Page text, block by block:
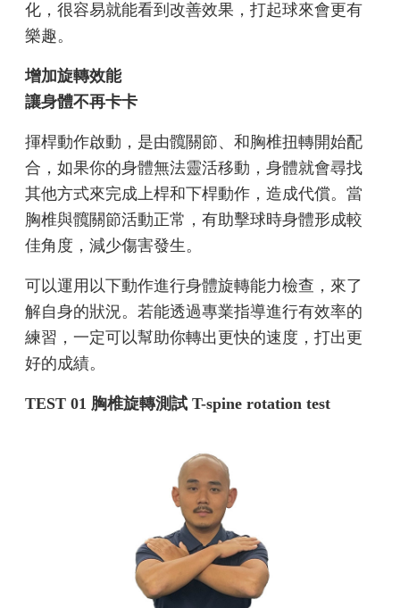
化，很容易就能看到改善效果，打起球來會更有
樂趣。
增加旋轉效能
讓身體不再卡卡
揮桿動作啟動，是由髖關節、和胸椎扭轉開始配
合，如果你的身體無法靈活移動，身體就會尋找
其他方式來完成上桿和下桿動作，造成代償。當
胸椎與髖關節活動正常，有助擊球時身體形成較
佳角度，減少傷害發生。
可以運用以下動作進行身體旋轉能力檢查，來了
解自身的狀況。若能透過專業指導進行有效率的
練習，一定可以幫助你轉出更快的速度，打出更
好的成績。
TEST 01 胸椎旋轉測試 T-spine rotation test